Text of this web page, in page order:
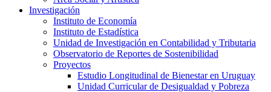
Investigación
Instituto de Economía
Instituto de Estadística
Unidad de Investigación en Contabilidad y Tributaria
Observatorio de Reportes de Sostenibilidad
Proyectos
Estudio Longitudinal de Bienestar en Uruguay
Unidad Curricular de Desigualdad y Pobreza